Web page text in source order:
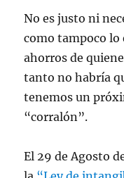
No es justo ni
como tampoco lo
ahorros de
tanto no habría
tenemos un
“corralón”.
El 29 de Agosto